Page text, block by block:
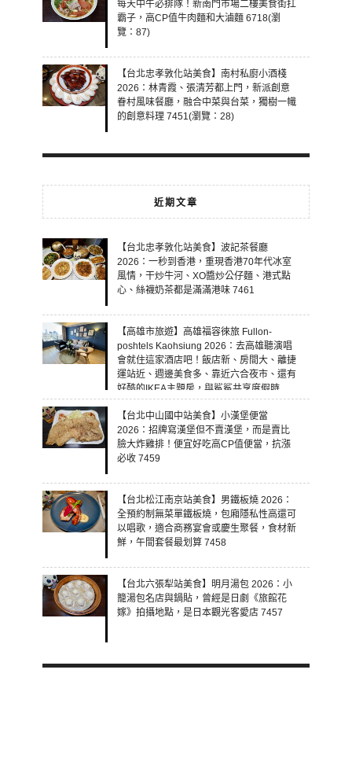
每天中午必排隊！新南門市場二樓美食街扛
霸子，高CP值牛肉麵和大滷麵 6718(瀏
覽：87)
【台北忠孝敦化站美食】南村私廚小酒棧
2026：林青霞、張清芳都上門，新派創意
眷村風味餐廳，融合中菜與台菜，獨樹一幟
的創意料理 7451(瀏覽：28)
近期文章
【台北忠孝敦化站美食】波記茶餐廳
2026：一秒到香港，重現香港70年代冰室
風情，干炒牛河、XO醬炒公仔麵、港式點
心、絲襪奶茶都是滿滿港味 7461
【高雄市旅遊】高雄福容徠旅 Fullon-
poshtels Kaohsiung 2026：去高雄聽演唱
會就住這家酒店吧！飯店新、房間大、離捷
運站近、週邊美食多、靠近六合夜市、還有
好酷的IKEA主題房，與鯊鯊共享度假時
光！ 7460
【台北中山國中站美食】小漢堡便當
2026：招牌寫漢堡但不賣漢堡，而是賣比
臉大炸雞排！便宜好吃高CP值便當，抗漲
必收 7459
【台北松江南京站美食】男鐵板燒 2026：
全預約制無菜單鐵板燒，包廂隱私性高還可
以唱歌，適合商務宴會或慶生聚餐，食材新
鮮，午間套餐最划算 7458
【台北六張犁站美食】明月湯包 2026：小
籠湯包名店與鍋貼，曾經是日劇《旅館花
嫁》拍攝地點，是日本觀光客愛店 7457